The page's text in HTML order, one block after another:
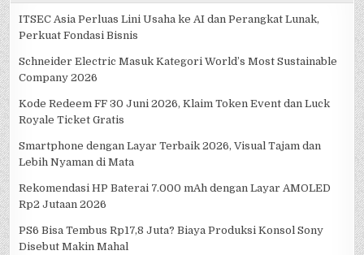
ITSEC Asia Perluas Lini Usaha ke AI dan Perangkat Lunak,
Perkuat Fondasi Bisnis
Schneider Electric Masuk Kategori World’s Most Sustainable
Company 2026
Kode Redeem FF 30 Juni 2026, Klaim Token Event dan Luck
Royale Ticket Gratis
Smartphone dengan Layar Terbaik 2026, Visual Tajam dan
Lebih Nyaman di Mata
Rekomendasi HP Baterai 7.000 mAh dengan Layar AMOLED
Rp2 Jutaan 2026
PS6 Bisa Tembus Rp17,8 Juta? Biaya Produksi Konsol Sony
Disebut Makin Mahal